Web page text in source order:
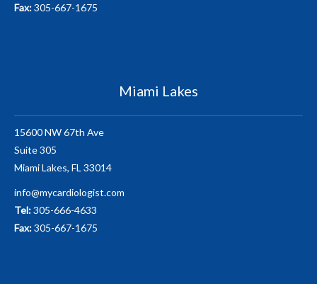
Fax:305-667-1675
Miami Lakes
15600 NW 67th Ave
Suite 305
Miami Lakes, FL 33014
info@mycardiologist.com
Tel:305-666-4633
Fax:305-667-1675